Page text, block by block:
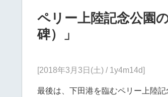
ペリー上陸記念公園
碑）」
[2018年3月3日(土) / 1y4m14d]
最後は、下田港を臨むペリー上陸記